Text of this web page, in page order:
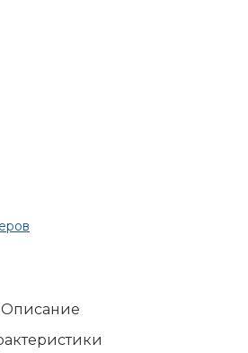
Описание